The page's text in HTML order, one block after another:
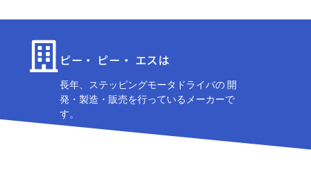
ピー・ ピー・ エスは
長年、ステッピングモータドライバの 開
発・製造・販売を行っているメーカーで
す。